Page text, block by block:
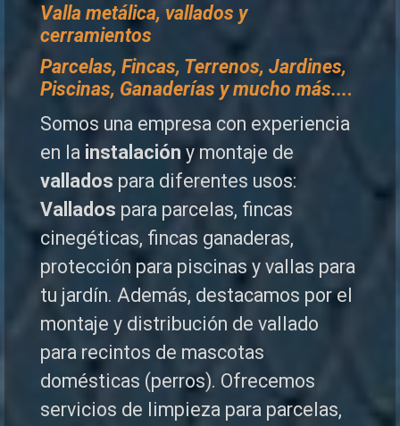
Valla metálica, vallados y
cerramientos
Parcelas, Fincas, Terrenos, Jardines,
Piscinas, Ganaderías y mucho más....
Somos una empresa con experiencia
en la instalación y montaje de
vallados para diferentes usos:
Vallados para parcelas, fincas
cinegéticas, fincas ganaderas,
protección para piscinas y vallas para
tu jardín. Además, destacamos por el
montaje y distribución de vallado
para recintos de mascotas
domésticas (perros). Ofrecemos
servicios de limpieza para parcelas,